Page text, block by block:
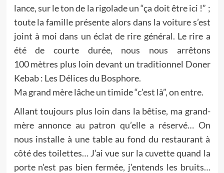
lance, sur le ton de la rigolade un “ça doit être ici !” ;
toute la famille présente alors dans la voiture s’est
joint à moi dans un éclat de rire général. Le rire a
été de courte durée, nous nous arrêtons
100 mètres plus loin devant un traditionnel Doner
Kebab : Les Délices du Bosphore.
Ma grand mère lâche un timide “c’est là”, on entre.
Allant toujours plus loin dans la bêtise, ma grand-
mère annonce au patron qu’elle a réservé… On
nous installe à une table au fond du restaurant à
côté des toilettes… J’ai vue sur la cuvette quand la
porte n’est pas bien fermée, j’entends les bruits…